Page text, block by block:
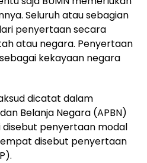
Seluruh atau sebagian
penyertaan secara
atau negara. Penyertaan
kekayaan negara
dicatat dalam
Belanja Negara (APBN)
disebut penyertaan modal
disebut penyertaan